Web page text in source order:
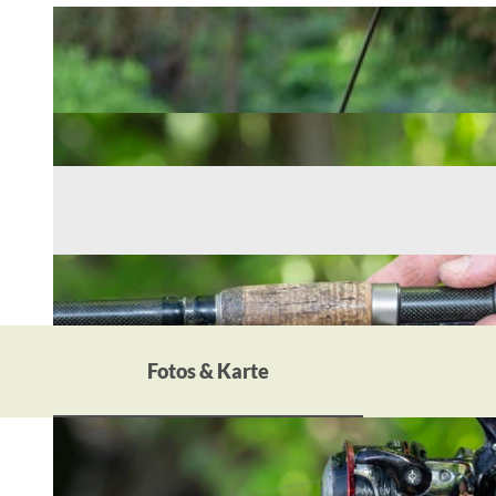
Fotos & Karte